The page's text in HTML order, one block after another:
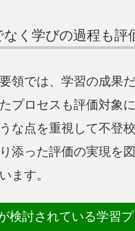
く学びの過程も評
領では、学習の成果だ
プロセスも評価対象
な点を重視して不登
添った評価の実現を
ます。
検討されている学習